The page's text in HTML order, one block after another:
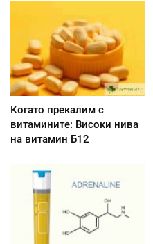
Когато прекалим с
витамините: Високи нива
на витамин Б12